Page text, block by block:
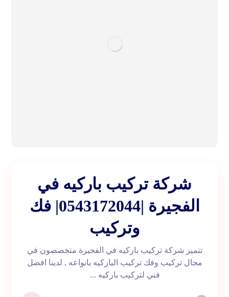
شركة تركيب باركيه في
الفجيرة |0543172044| فك
وتركيب
تتميز شركة تركيب باركيه في الفجيرة متخصصون في
مجال تركيب وفك تركيب الباركيه بانواعه , لدينا افضل
فني لتركيب باركيه ...